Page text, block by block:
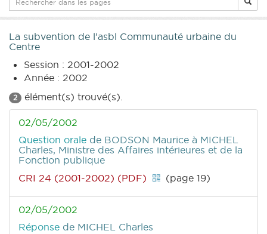
La subvention de l’asbl Communauté urbaine du
Centre
Session : 2001-2002
Année : 2002
2 élément(s) trouvé(s).
02/05/2002
Question orale de BODSON Maurice à MICHEL
Charles, Ministre des Affaires intérieures et de la
Fonction publique
CRI 24 (2001-2002) (PDF)
(page 19)
02/05/2002
Réponse de MICHEL Charles